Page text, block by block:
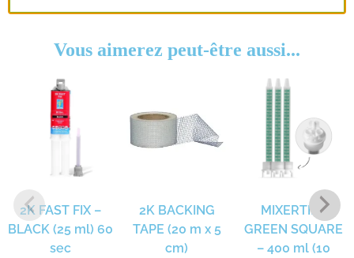
Vous aimerez peut-être aussi...
2K FAST FIX –
BLACK (25 ml) 60
sec
2K BACKING
TAPE (20 m x 5
cm)
MIXERTIPS
GREEN SQUARE
– 400 ml (10